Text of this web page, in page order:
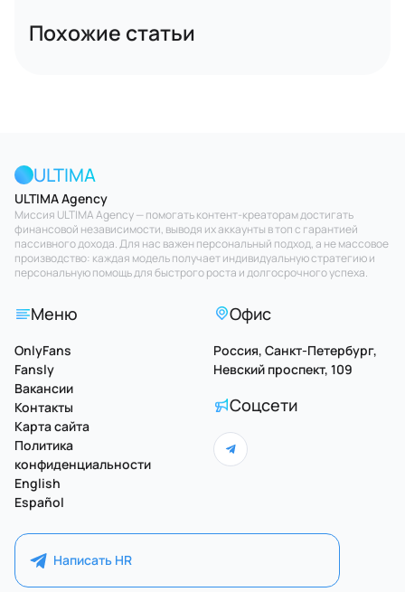
Похожие статьи
ULTIMA
ULTIMA Agency
Миссия ULTIMA Agency — помогать контент-креаторам достигать
финансовой независимости, выводя их аккаунты в топ с гарантией
пассивного дохода. Для нас важен персональный подход, а не массовое
производство: каждая модель получает индивидуальную стратегию и
персональную помощь для быстрого роста и долгосрочного успеха.
Меню
OnlyFans
Fansly
Вакансии
Контакты
Карта сайта
Политика
конфиденциальности
English
Español
Офис
Россия, Санкт-Петербург,
Невский проспект, 109
Соцсети
Написать HR